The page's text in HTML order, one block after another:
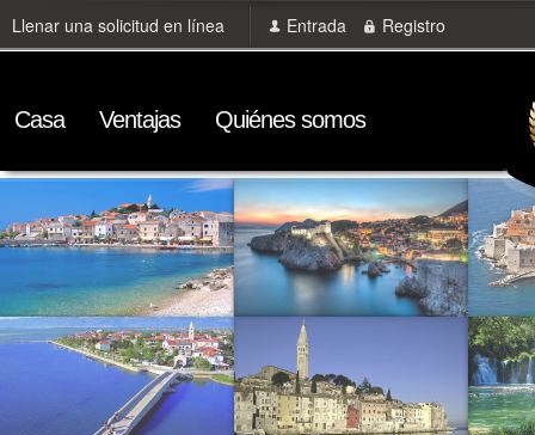
Llenar una solicitud en línea Entrada Registro
Сasa Ventajas Quiénes somos
Croacia